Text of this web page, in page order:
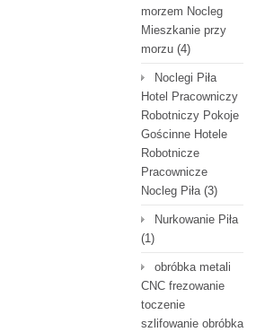
morzem Nocleg
Mieszkanie przy
morzu (4)
Noclegi Piła
Hotel Pracowniczy
Robotniczy Pokoje
Gościnne Hotele
Robotnicze
Pracownicze
Nocleg Piła(3)
Nurkowanie Piła
(1)
obróbka metali
CNC frezowanie
toczenie
szlifowanie obróbka